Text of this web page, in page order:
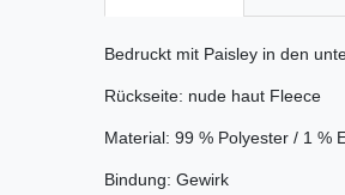
Bedruckt mit Paisley in den
Rückseite: nude haut Fleece
Material: 99 % Polyester / 1 %
Bindung: Gewirk